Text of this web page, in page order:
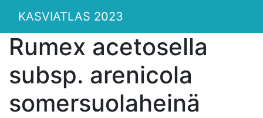
KASVIATLAS 2023
Rumex acetosella
subsp. arenicola
somersuolaheinä